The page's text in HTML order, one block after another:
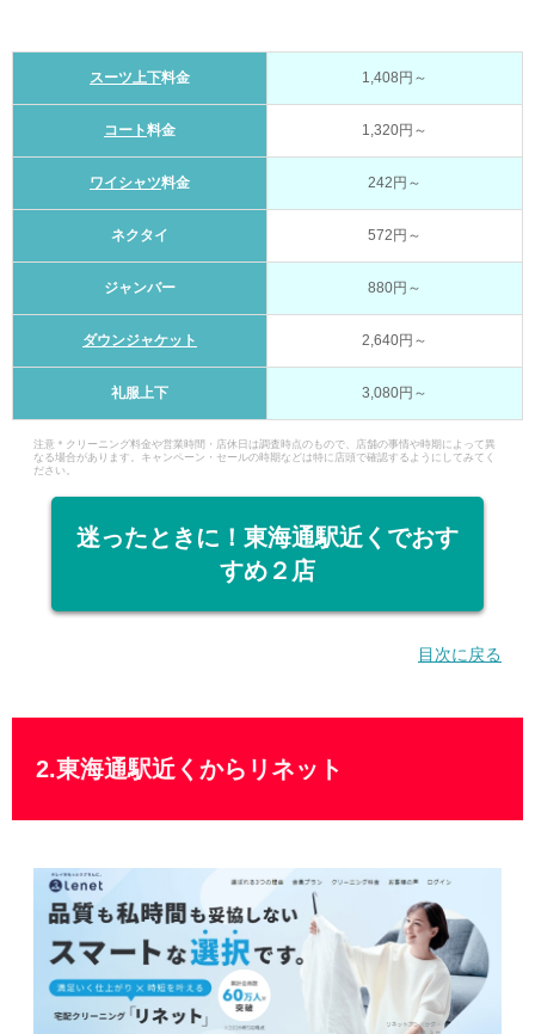
スーツ上下料金 1,408円～
コート料金 1,320円～
ワイシャツ料金 242円～
ネクタイ 572円～
ジャンバー 880円～
ダウンジャケット 2,640円～
礼服上下 3,080円～
注意＊クリーニング料金や営業時間・店休日は調査時点のもので、店舗の事情や時期によって異
なる場合があります。キャンペーン・セールの時期などは特に店頭で確認するようにしてみてく
ださい。
迷ったときに！東海通駅近くでおす
すめ２店
目次に戻る
2.東海通駅近くからリネット